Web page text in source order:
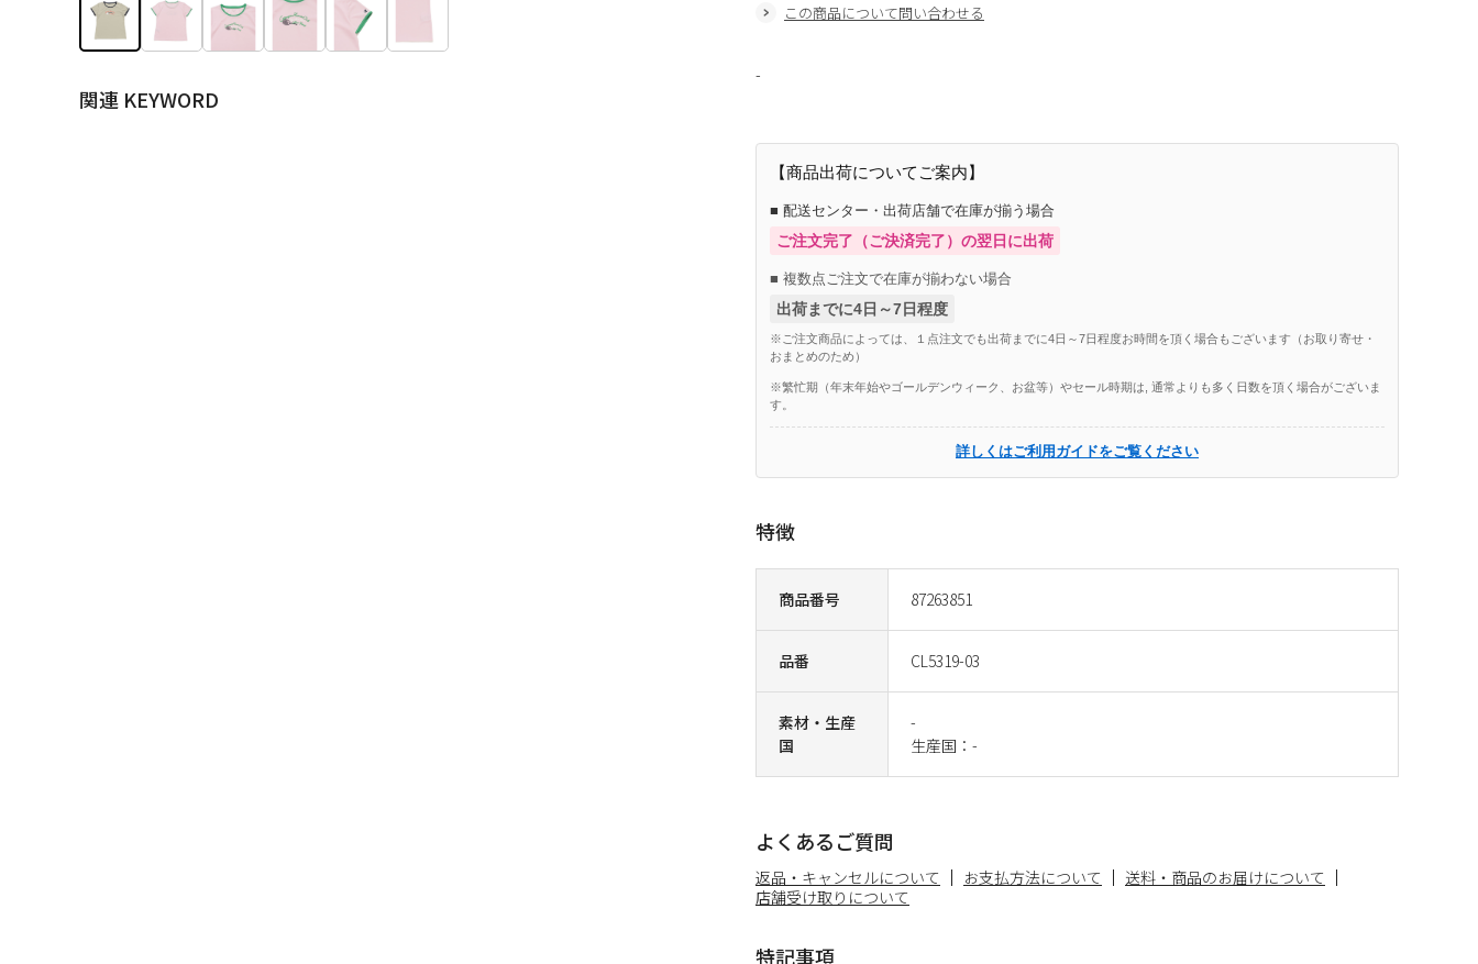
関連 KEYWORD
商品番号 87263851
品番 CL5319-03
素材・生産
国
-
生産国：-
この商品について問い合わせる
-
【商品出荷についてご案内】
■ 配送センター・出荷店舗で在庫が揃う場合
ご注文完了（ご決済完了）の翌日に出荷
■ 複数点ご注文で在庫が揃わない場合
出荷までに4日～7日程度
※ご注文商品によっては、１点注文でも出荷までに4日～7日程度お時間を頂く場合もございます（お取り寄せ・
おまとめのため）
※繁忙期（年末年始やゴールデンウィーク、お盆等）やセール時期は, 通常よりも多く日数を頂く場合がございま
す。
詳しくはご利用ガイドをご覧ください
特徴
よくあるご質問
返品・キャンセルについて お支払方法について
送料・商品のお届けについて
店舗受け取りについて
特記事項